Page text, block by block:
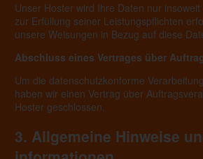
Unser Hoster wird Ihre Daten nur
zur Erfüllung seiner Leistungspflichten
unsere Weisungen in Bezug auf diese
Abschluss eines Vertrages über
Um die datenschutzkonforme
haben wir einen Vertrag über
Hoster geschlossen.
3. Allgemeine Hinweise